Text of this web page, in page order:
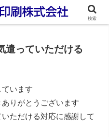
ンデマンド印刷
遣っていただける
います
りがとうございます
ただける対応に感謝して
検索